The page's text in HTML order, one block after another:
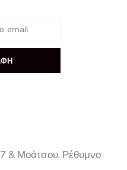
& Μοάτσου, Ρέθυμνο